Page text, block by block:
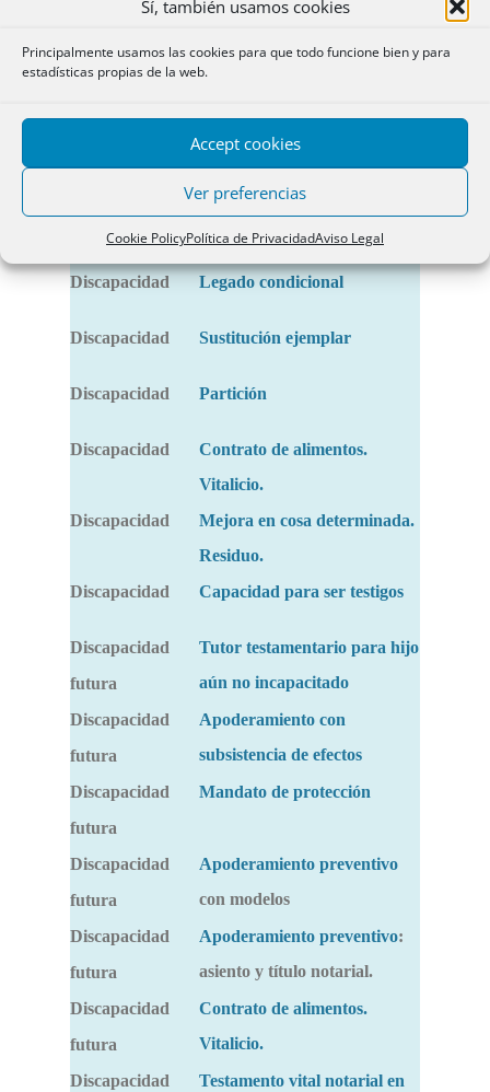
Sí, también usamos cookies
Principalmente usamos las cookies para que todo funcione bien y para
estadísticas propias de la web.
Accept cookies
Ver preferencias
Cookie PolicyPolítica de PrivacidadAviso Legal
COLECTIVO
Sección de Isidoro Lora
Tamayo
Discapacidad
Testamento en intervalo
lúcido
Discapacidad
Legado condicional
Discapacidad Sustitución ejemplar
Discapacidad Partición
Discapacidad
Contrato de alimentos.
Vitalicio.
Discapacidad
Mejora en cosa determinada.
Residuo.
Discapacidad
Capacidad para ser testigos
Discapacidad
futura
Tutor testamentario para hijo
aún no incapacitado
Discapacidad
futura
Apoderamiento con
subsistencia de efectos
Discapacidad
futura
Mandato de protección
Discapacidad
futura
Apoderamiento preventivo
con modelos
Discapacidad
futura
Apoderamiento preventivo:
asiento y título notarial.
Discapacidad
futura
Contrato de alimentos.
Vitalicio.
Discapacidad
Testamento vital notarial en